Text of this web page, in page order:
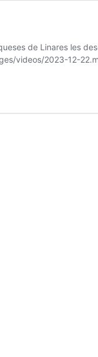
de Linares les
videos/2023-12-